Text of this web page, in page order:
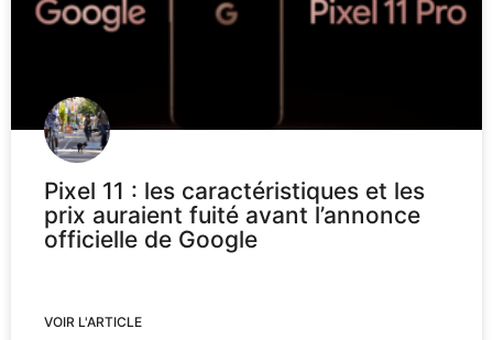
Pixel 11 : les caractéristiques et les
prix auraient fuité avant l’annonce
officielle de Google
VOIR L'ARTICLE